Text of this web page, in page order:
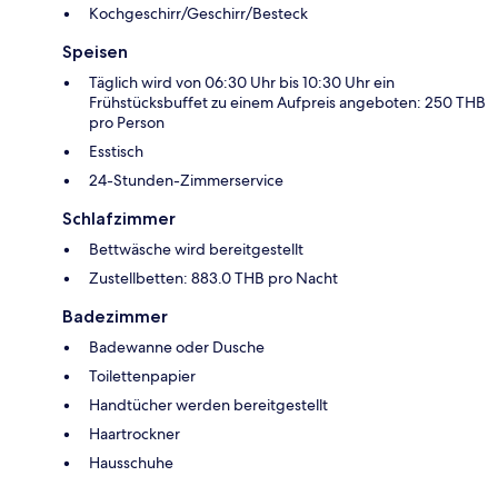
Kochgeschirr/Geschirr/Besteck
Speisen
Täglich wird von 06:30 Uhr bis 10:30 Uhr ein
Frühstücksbuffet zu einem Aufpreis angeboten: 250 THB
pro Person
Esstisch
24-Stunden-Zimmerservice
Schlafzimmer
Bettwäsche wird bereitgestellt
Zustellbetten: 883.0 THB pro Nacht
Badezimmer
Badewanne oder Dusche
Toilettenpapier
Handtücher werden bereitgestellt
Haartrockner
Hausschuhe